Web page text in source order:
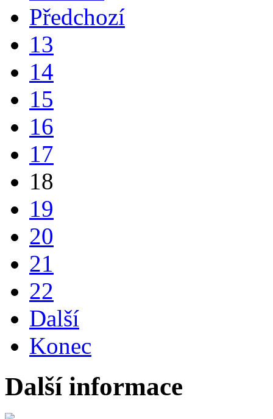
Předchozí
13
14
15
16
17
18
19
20
21
22
Další
Konec
Další informace